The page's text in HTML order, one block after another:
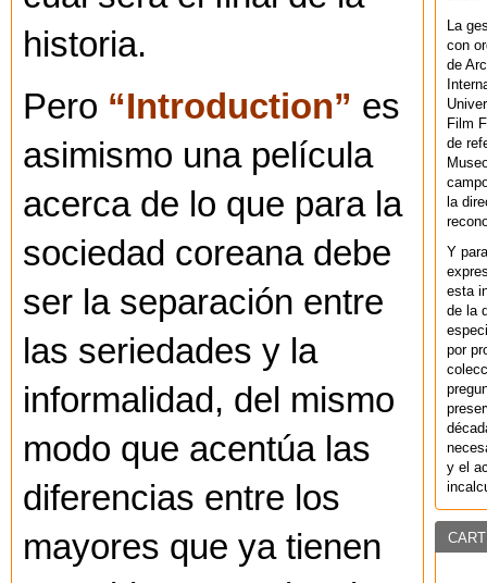
historia.
Pero “Introduction” es
asimismo una película
acerca de lo que para la
sociedad coreana debe
ser la separación entre
las seriedades y la
informalidad, del mismo
modo que acentúa las
diferencias entre los
mayores que ya tienen
La
con
de
Film
de
la
Y
esta
de la
por
y el